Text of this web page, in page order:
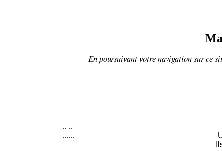
En poursuivant votre navigation sur ce
.. ..
......